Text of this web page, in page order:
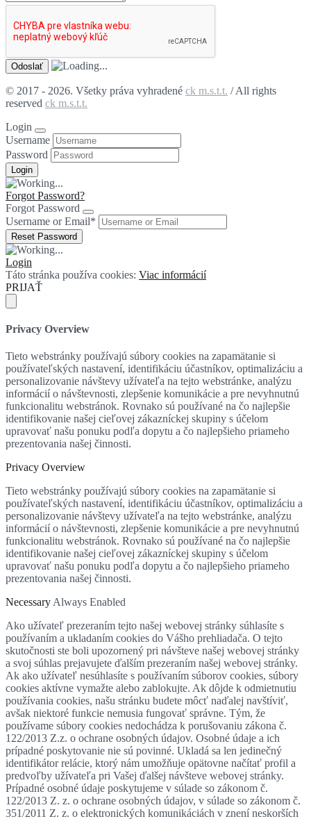
© 2017 - 2026. Všetky práva vyhradené ck m.s.t.t. / All rights
reserved ck m.s.t.t.
Login
Username
Password
Forgot Password?
Forgot Password
Username or Email*
Login
Táto stránka používa cookies: Viac informácií
PRIJAŤ
Privacy Overview
Tieto webstránky používajú súbory cookies na zapamätanie si
používateľských nastavení, identifikáciu účastníkov, optimalizáciu a
personalizovanie návštevy užívateľa na tejto webstránke, analýzu
informácií o návštevnosti, zlepšenie komunikácie a pre nevyhnutnú
funkcionalitu webstránok. Rovnako sú používané na čo najlepšie
identifikovanie našej cieľovej zákazníckej skupiny s účelom
upravovať našu ponuku podľa dopytu a čo najlepšieho priameho
prezentovania našej činnosti.
Privacy Overview
Tieto webstránky používajú súbory cookies na zapamätanie si
používateľských nastavení, identifikáciu účastníkov, optimalizáciu a
personalizovanie návštevy užívateľa na tejto webstránke, analýzu
informácií o návštevnosti, zlepšenie komunikácie a pre nevyhnutnú
funkcionalitu webstránok. Rovnako sú používané na čo najlepšie
identifikovanie našej cieľovej zákazníckej skupiny s účelom
upravovať našu ponuku podľa dopytu a čo najlepšieho priameho
prezentovania našej činnosti.
Necessary Always Enabled
Ako užívateľ prezeraním tejto našej webovej stránky súhlasíte s
používaním a ukladaním cookies do Vášho prehliadača. O tejto
skutočnosti ste boli upozornený pri návšteve našej webovej stránky
a svoj súhlas prejavujete ďalším prezeraním našej webovej stránky.
Ak ako užívateľ nesúhlasíte s používaním súborov cookies, súbory
cookies aktívne vymažte alebo zablokujte. Ak dôjde k odmietnutiu
používania cookies, našu stránku budete môcť naďalej navštíviť,
avšak niektoré funkcie nemusia fungovať správne. Tým, že
používame súbory cookies nedochádza k porušovaniu zákona č.
122/2013 Z.z. o ochrane osobných údajov. Osobné údaje a ich
prípadné poskytovanie nie sú povinné. Ukladá sa len jedinečný
identifikátor relácie, ktorý nám umožňuje opätovne načítať profil a
predvoľby užívateľa pri Vašej ďalšej návšteve webovej stránky.
Prípadné osobné údaje poskytujeme v súlade so zákonom č.
122/2013 Z. z. o ochrane osobných údajov, v súlade so zákonom č.
351/2011 Z. z. o elektronických komunikáciách v znení neskorších